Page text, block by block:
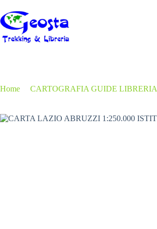
al
contenuto
Home CARTOGRAFIA GUIDE LIBRERIA